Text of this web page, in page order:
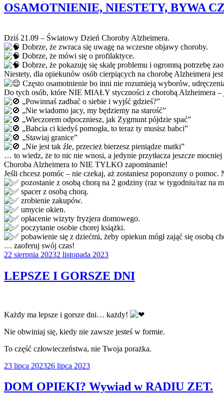
OSAMOTNIENIE, NIESTETY, BYWA
Dziś 21.09 – Światowy Dzień Choroby Alzheimera.
Dobrze, że zwraca się uwagę na wczesne objawy choroby.
Dobrze, że mówi się o profilaktyce.
Dobrze, że pokazuję się skalę problemu i ogromną potrzebę
Niestety, dla opiekunów osób cierpiących na chorobę Alzheimera
Często osamotnienie bo inni nie rozumieją wyborów,
Do tych osób, które NIE MIAŁY styczności z chorobą Alzheimera –
„Powinnaś zadbać o siebie i wyjść gdzieś?”
„Nie wiadomo jacy, my będziemy na starość”
„Wieczorem odpoczniesz, jak Zygmunt pójdzie spać”
„Babcia ci kiedyś pomogła, to teraz ty musisz babci”
„Stawiaj granice”
„Nie jest tak źle, przecież bierzesz pieniądze matki”
… to wiedz, że to nic nie wnosi, a jedynie przytłacza jeszcze
Choroba Alzheimera to NIE TYLKO zapominanie!
Jeśli chcesz pomóc – nie czekaj, aż zostaniesz poporszony o
pozostanie z osobą chorą na 2 godziny (raz w tygodniu/raz na
spacer z osobą chorą.
zrobienie zakupów.
umycie okien.
opłacenie wizyty fryzjera domowego.
poczytanie osobie chorej książki.
pobawienie się z dziećmi, żeby opiekun mógł zająć się osobą
… zaoferuj swój czas!
Opublikowane
22 sierpnia 20232 listopada 2023
LEPSZE I GORSZE DNI
Każdy ma lepsze i gorsze dni… każdy!
Nie obwiniaj się, kiedy nie zawsze jesteś w formie.
To część człowieczeństwa, nie Twoja porażka.
Opublikowane
23 lipca 202326 lipca 2023
DOM OPIEKI? Wywiad w RADIU ZET.